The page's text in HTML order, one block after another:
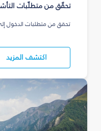
تحقّق من متطلّبات
تحقق من متطلبات الدخول
اكتشف المزيد